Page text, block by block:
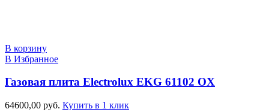
В корзину
В Избранное
Газовая плита Electrolux EKG 61102 OX
64600,00 руб. Купить в 1 клик